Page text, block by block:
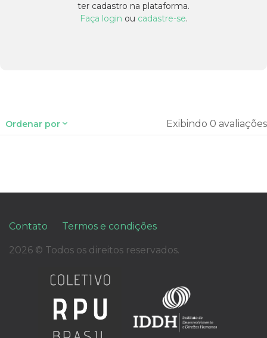
ter cadastro na plataforma.
Faça login ou cadastre-se.
Ordenar por Exibindo 0 avaliações
Contato Termos e condições
2026 © Todos os direitos reservados.